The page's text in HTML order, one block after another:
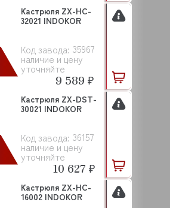
Код завода: 35967
наличие и цену
уточняйте
Кастрюля ZX-HC-
32021 INDOKOR
9 589 ₽
Код завода: 36157
наличие и цену
уточняйте
Кастрюля ZX-DST-
30021 INDOKOR
10 627 ₽
Кастрюля ZX-HC-
16002 INDOKOR